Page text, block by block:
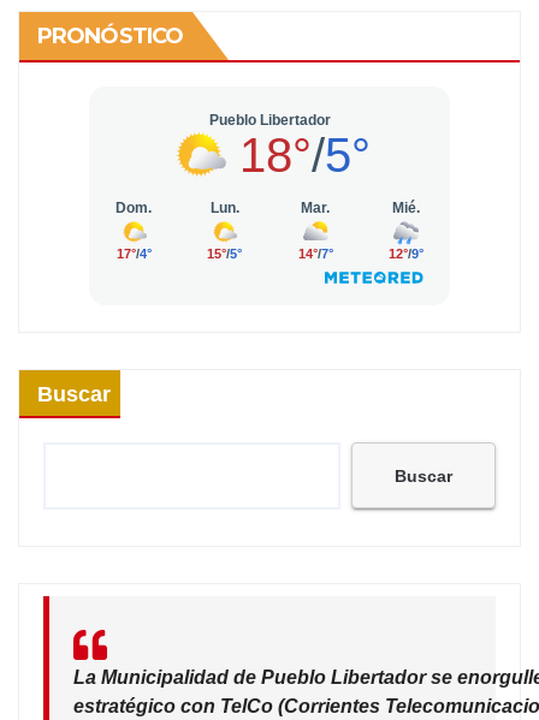
PRONÓSTICO
Buscar
Buscar
La Municipalidad de Pueblo Libertador se
estratégico con TelCo (Corrientes